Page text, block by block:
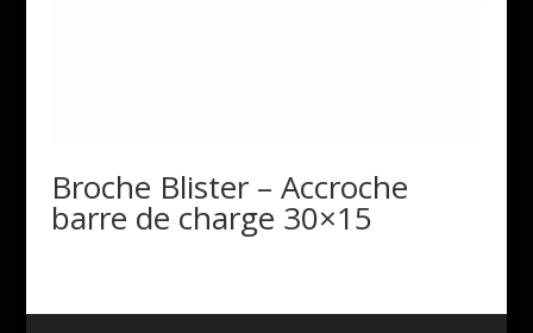
Broche Blister – Accroche
barre de charge 30×15